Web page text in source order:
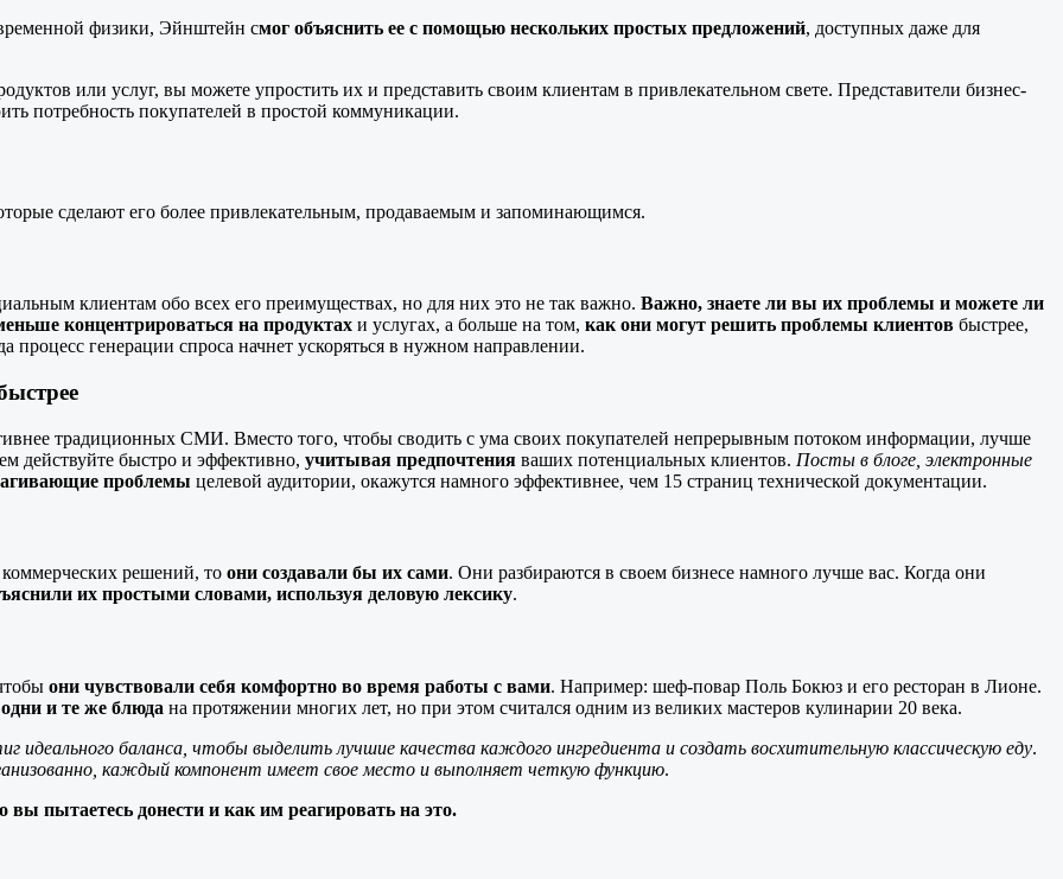
физики, Эйнштейн смог объяснить ее с помощью нескольких простых предложений, доступных даже для
или услуг, вы можете упростить их и представить своим клиентам в привлекательном свете. Представители бизнес-
потребность покупателей в простой коммуникации.
сделают его более привлекательным, продаваемым и запоминающимся.
клиентам обо всех его преимуществах, но для них это не так важно. Важно, знаете ли вы их проблемы и можете ли
концентрироваться на продуктах и услугах, а больше на том, как они могут решить проблемы клиентов быстрее,
процесс генерации спроса начнет ускоряться в нужном направлении.
традиционных СМИ. Вместо того, чтобы сводить с ума своих покупателей непрерывным потоком информации, лучше
действуйте быстро и эффективно, учитывая предпочтения ваших потенциальных клиентов. Посты в блоге, электронные
проблемы целевой аудитории, окажутся намного эффективнее, чем 15 страниц технической документации.
решений, то они создавали бы их сами. Они разбираются в своем бизнесе намного лучше вас. Когда они
их простыми словами, используя деловую лексику.
они чувствовали себя комфортно во время работы с вами. Например: шеф-повар Поль Бокюз и его ресторан в Лионе.
и те же блюда на протяжении многих лет, но при этом считался одним из великих мастеров кулинарии 20 века.
идеального баланса, чтобы выделить лучшие качества каждого ингредиента и создать восхитительную классическую еду.
каждый компонент имеет свое место и выполняет четкую функцию.
пытаетесь донести и как им реагировать на это.